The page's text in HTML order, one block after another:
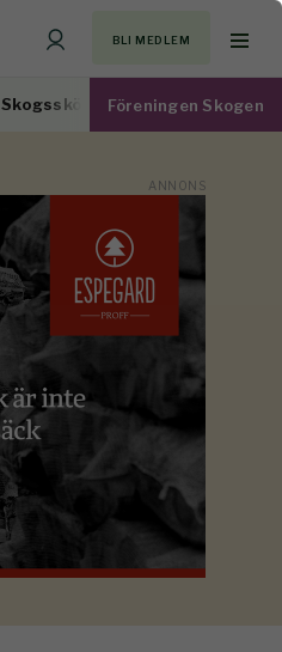
BLI MEDLEM
Skogsskötsel Virkesmarknad
Föreningen Skogen